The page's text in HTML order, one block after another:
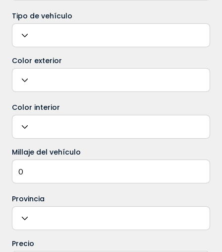
Tipo de vehículo
Color exterior
Color interior
Millaje del vehículo
Provincia
Precio